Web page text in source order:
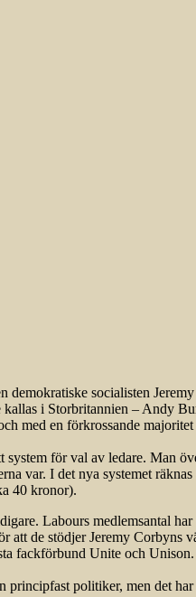
demokratiske socialisten
i Storbritannien – Andy
med en förkrossande
för val av ledare. Man
var. I det nya systemet
40 kronor).
Labours medlemsantal
de stödjer Jeremy Corbyns
fackförbund Unite och
politi­ker, men det